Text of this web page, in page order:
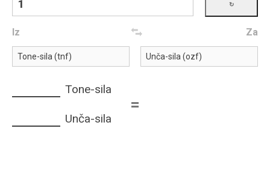
Iz Za
Tone-sila
=
Unča-sila